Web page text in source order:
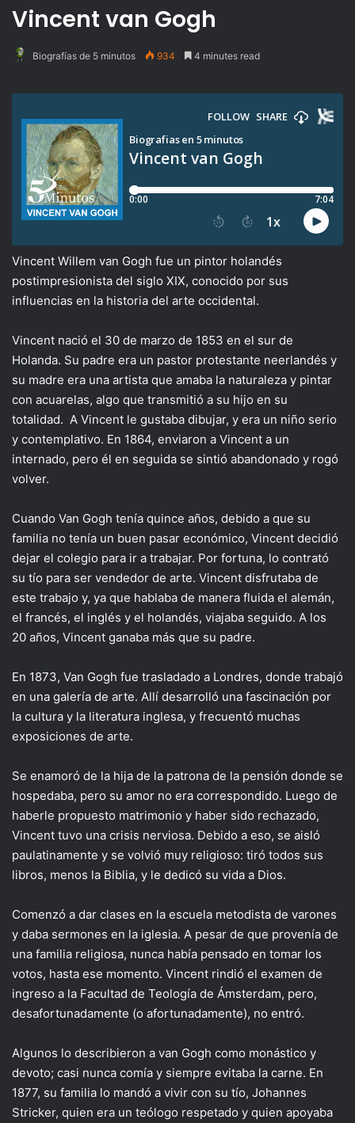
Vincent van Gogh
Biografías de 5 minutos 934 4 minutes read
Vincent Willem van Gogh fue un pintor holandés
postimpresionista del siglo XIX, conocido por sus
influencias en la historia del arte occidental.
Vincent nació el 30 de marzo de 1853 en el sur de
Holanda. Su padre era un pastor protestante neerlandés y
su madre era una artista que amaba la naturaleza y pintar
con acuarelas, algo que transmitió a su hijo en su
totalidad. A Vincent le gustaba dibujar, y era un niño serio
y contemplativo. En 1864, enviaron a Vincent a un
internado, pero él en seguida se sintió abandonado y rogó
volver.
Cuando Van Gogh tenía quince años, debido a que su
familia no tenía un buen pasar económico, Vincent decidió
dejar el colegio para ir a trabajar. Por fortuna, lo contrató
su tío para ser vendedor de arte. Vincent disfrutaba de
este trabajo y, ya que hablaba de manera fluida el alemán,
el francés, el inglés y el holandés, viajaba seguido. A los
20 años, Vincent ganaba más que su padre.
En 1873, Van Gogh fue trasladado a Londres, donde trabajó
en una galería de arte. Allí desarrolló una fascinación por
la cultura y la literatura inglesa, y frecuentó muchas
exposiciones de arte.
Se enamoró de la hija de la patrona de la pensión donde se
hospedaba, pero su amor no era correspondido. Luego de
haberle propuesto matrimonio y haber sido rechazado,
Vincent tuvo una crisis nerviosa. Debido a eso, se aisló
paulatinamente y se volvió muy religioso: tiró todos sus
libros, menos la Biblia, y le dedicó su vida a Dios.
Comenzó a dar clases en la escuela metodista de varones
y daba sermones en la iglesia. A pesar de que provenía de
una familia religiosa, nunca había pensado en tomar los
votos, hasta ese momento. Vincent rindió el examen de
ingreso a la Facultad de Teología de Ámsterdam, pero,
desafortunadamente (o afortunadamente), no entró.
Algunos lo describieron a van Gogh como monástico y
devoto; casi nunca comía y siempre evitaba la carne. En
1877, su familia lo mandó a vivir con su tío, Johannes
Stricker, quien era un teólogo respetado y quien apoyaba